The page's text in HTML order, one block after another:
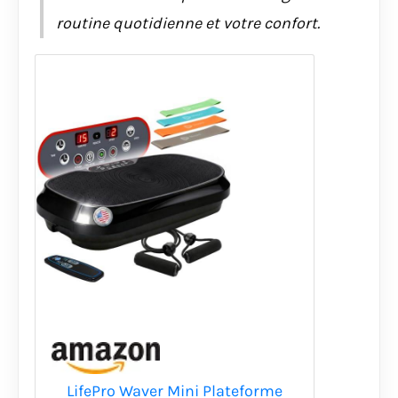
routine quotidienne et votre confort.
LifePro Waver Mini Plateforme